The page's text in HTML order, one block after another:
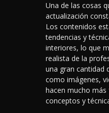
Una de las cosas
actualización
Los contenidos
tendencias y
interiores, lo que
realista de la
una gran cantidad
como imágenes,
hacen mucho
conceptos y